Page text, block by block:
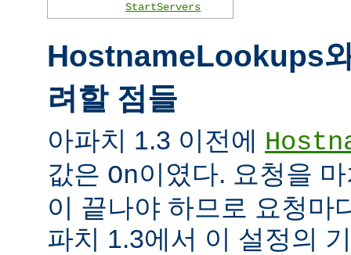
StartServers
HostnameLookups
려할 점들
아파치 1.3 이전에
값은 On이였다. 요청을
이 끝나야 하므로 요청마
파치 1.3에서 이 설정의